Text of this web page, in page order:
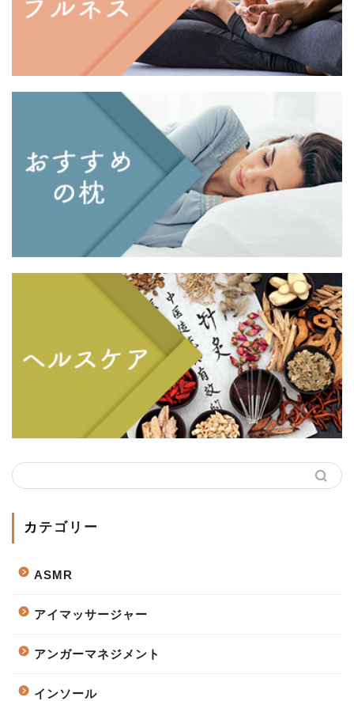
カテゴリー
ASMR
アイマッサージャー
アンガーマネジメント
インソール